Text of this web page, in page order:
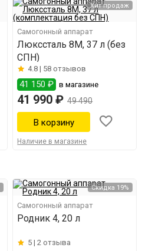
Хит продаж
Самогонный аппарат
Люкссталь 8М, 37 л (без
СПН)
4.8 | 58 отзывов
41 150 ₽ в магазине
41 990 ₽ 49 490
Наличие в магазине
Скидка 19%
Самогонный аппарат
Родник 4, 20 л
5 |2 отзыва